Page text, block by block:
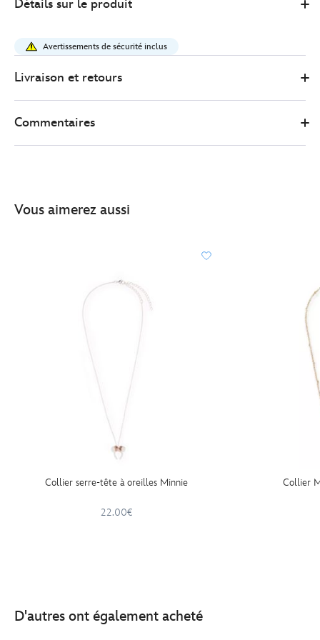
Store
22.00
mickey-
cercle-
http://schema.org/InStock
Détails sur le produit
Avertissements de sécurité inclus
Livraison et retours
Commentaires
Vous aimerez aussi
Collier serre-tête à oreilles Minnie
22.00€
Collier
D'autres ont également acheté